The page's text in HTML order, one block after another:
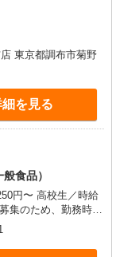
東京都調布市菊野
細を見る
食品）
円〜 高校生／時給
い